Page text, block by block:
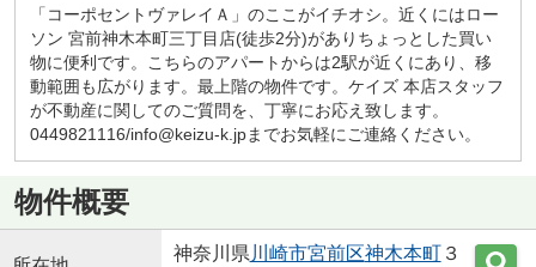
「コーポセントヴァレイＡ」のここがイチオシ。近くにはロー
ソン 宮前神木本町三丁目店(徒歩2分)がありちょっとした買い
物に便利です。こちらのアパートからは2駅が近くにあり、移
動範囲も広がります。最上階の物件です。ケイズ 本店スタッフ
が不動産に関してのご質問を、丁寧にお応え致します。
0449821116/info@keizu-k.jpまでお気軽にご連絡ください。
物件概要
神奈川県 川崎市宮前区神木本町３